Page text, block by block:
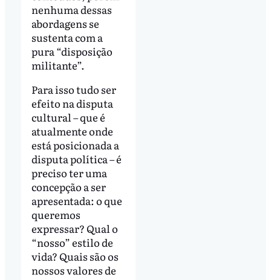
nenhuma dessas
abordagens se
sustenta com a
pura “disposição
militante”.
Para isso tudo ser
efeito na disputa
cultural – que é
atualmente onde
está posicionada a
disputa política – é
preciso ter uma
concepção a ser
apresentada: o que
queremos
expressar? Qual o
“nosso” estilo de
vida? Quais são os
nossos valores de